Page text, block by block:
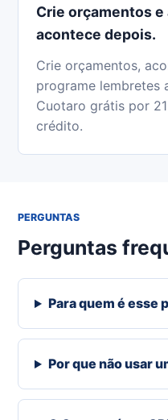
Crie orçamentos
acontece depois.
Crie orçamentos,
programe lembretes
Cuotaro grátis por
crédito.
PERGUNTAS
Perguntas
Para quem é esse
Por que não usar